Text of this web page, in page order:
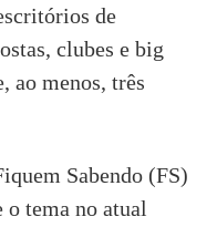
de
clubes e big
ao menos, três
Sabendo (FS)
tema no atual